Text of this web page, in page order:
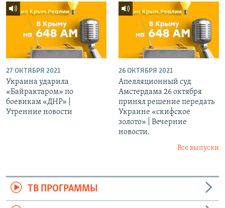
27 ОКТЯБРЯ 2021
Украина ударила
«Байрактаром» по
боевикам «ДНР» |
Утренние новости
26 ОКТЯБРЯ 2021
Апелляционный суд
Амстердама 26 октября
принял решение передать
Украине «скифское
золото» | Вечерние
новости.
Все выпуски
ТВ ПРОГРАММЫ